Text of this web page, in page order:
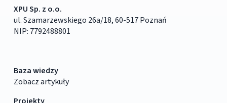
XPU Sp. z o.o.
ul. Szamarzewskiego 26a/18, 60-517 Poznań
NIP: 7792488801
Baza wiedzy
Zobacz artykuły